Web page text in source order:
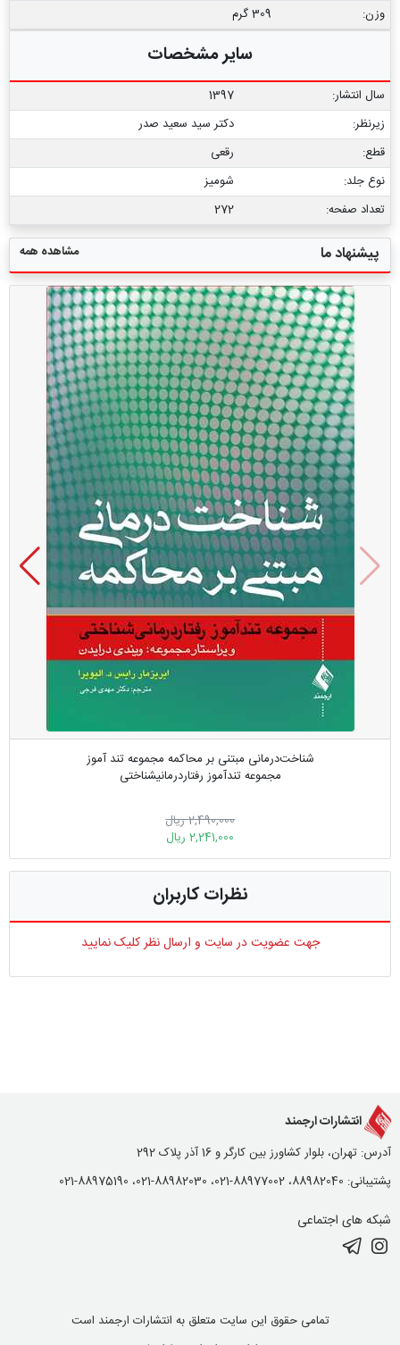
وزن:
309 گرم
سایر مشخصات
سال انتشار:
1397
زیرنظر:
دکتر سید سعید صدر
قطع:
رقعی
نوع جلد:
شومیز
تعداد صفحه:
272
پیشنهاد ما مشاهده همه
شناخت‌درمانی مبتنی بر محاکمه مجموعه تند آموز
مجموعه تندآموز رفتاردرمانیشناختی
2,490,000 ریال
2,241,000 ریال
نظرات کاربران
جهت عضویت در سایت و ارسال نظر کلیک نمایید
انتشارات ارجمند
آدرس: تهران، بلوار کشاورز بین کارگر و 16 آذر پلاک 292
پشتیبانی: 88982040، 88977002-021، 88982030-021، 88975190-021
شبکه های اجتماعی
تمامی حقوق این سایت متعلق به انتشارات ارجمند است